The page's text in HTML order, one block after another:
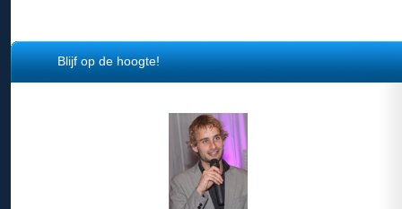
Blijf op de hoogte!